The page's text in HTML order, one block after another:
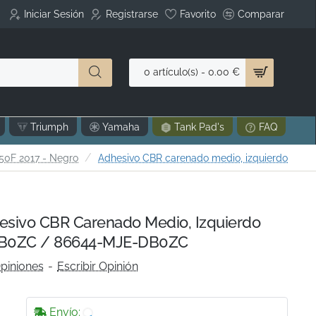
Iniciar Sesión Registrarse Favorito Comparar
0 artículo(s) - 0.00 €
Triumph Yamaha Tank Pad's FAQ
2017 - Negro Adhesivo CBR carenado medio, izquierdo
CBR Carenado Medio, Izquierdo
/ 86644-MJE-DB0ZC
- Escribir Opinión
Envío: